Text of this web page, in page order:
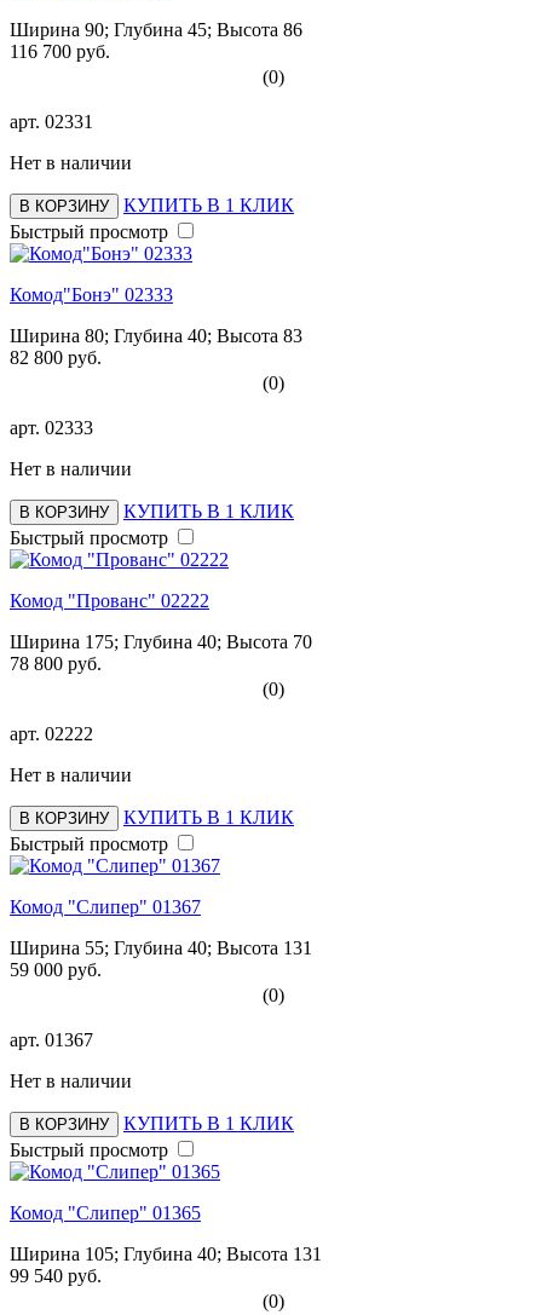
Ширина 90; Глубина 45; Высота 86
116 700 руб.
(0)
арт. 02331
Нет в наличии
В КОРЗИНУ
КУПИТЬ В 1 КЛИК
Быстрый просмотр
Комод"Бонэ" 02333
Ширина 80; Глубина 40; Высота 83
82 800 руб.
(0)
арт. 02333
Нет в наличии
В КОРЗИНУ
КУПИТЬ В 1 КЛИК
Быстрый просмотр
Комод "Прованс" 02222
Ширина 175; Глубина 40; Высота 70
78 800 руб.
(0)
арт. 02222
Нет в наличии
В КОРЗИНУ
КУПИТЬ В 1 КЛИК
Быстрый просмотр
Комод "Слипер" 01367
Ширина 55; Глубина 40; Высота 131
59 000 руб.
(0)
арт. 01367
Нет в наличии
В КОРЗИНУ
КУПИТЬ В 1 КЛИК
Быстрый просмотр
Комод "Слипер" 01365
Ширина 105; Глубина 40; Высота 131
99 540 руб.
(0)